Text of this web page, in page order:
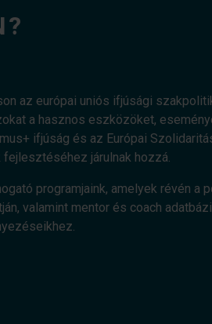
az európai uniós ifjúsági
a hasznos eszközöket,
ifjúság és az Európai
járulnak hozzá.
programjaink, amelyek révén a
valamint mentor és coach